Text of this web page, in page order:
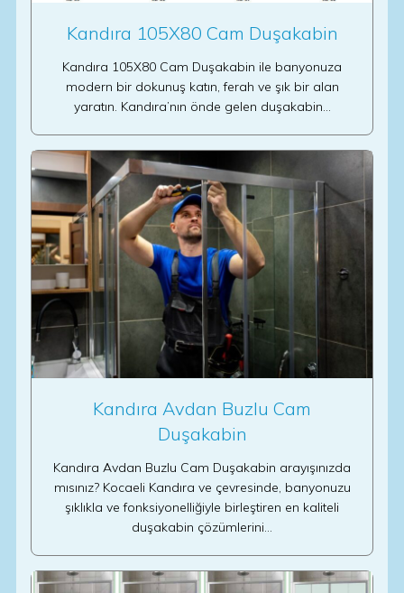
Kandıra 105X80 Cam Duşakabin
Kandıra 105X80 Cam Duşakabin ile banyonuza
modern bir dokunuş katın, ferah ve şık bir alan
yaratın. Kandıra’nın önde gelen duşakabin…
Kandıra Avdan Buzlu Cam
Duşakabin
Kandıra Avdan Buzlu Cam Duşakabin arayışınızda
mısınız? Kocaeli Kandıra ve çevresinde, banyonuzu
şıklıkla ve fonksiyonelliğiyle birleştiren en kaliteli
duşakabin çözümlerini…